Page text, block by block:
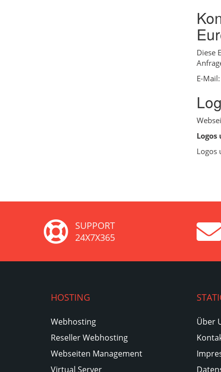
Diese
E-Mail:
Logos
SUPPORT
24X7X365
HOSTING
Webhosting
Reseller Webhosting
Webseiten Management
Virtual Server
Über